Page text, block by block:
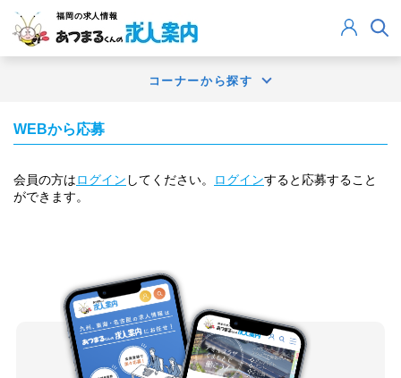
福岡 の求人情報
コーナーから探す
WEBから応募
会員の方はログイン してください。 ログインすると応募すること
ができます。